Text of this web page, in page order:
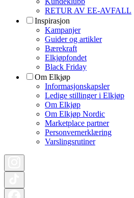
RETUR AV EE-AVFALL
Inspirasjon
Kampanjer
Guider og artikler
Bærekraft
Elkjøpfondet
Black Friday
Om Elkjøp
Informasjonskapsler
Ledige stillinger i Elkjøp
Om Elkjøp
Om Elkjøp Nordic
Marketplace partner
Personvernerklæring
Varslingsrutiner